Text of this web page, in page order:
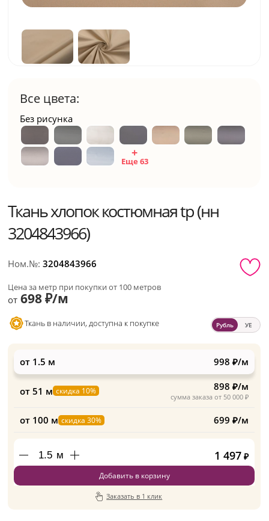
Все цвета:
Без рисунка
Еще 63
Ткань хлопок костюмная tp (нн
3204843966)
Ном.№:3204843966
Цена за метр при покупки от 100 метров
от 698 ₽/м
Ткань в наличии, доступна к покупке Рубль УЕ
от 1.5 м 998 ₽/м
от 51 м скидка 10%
сумма заказа от 50 000 ₽
898 ₽/м
от 100 м скидка 30% 699 ₽/м
м 1 497 ₽
Добавить в корзину
Заказать в 1 клик